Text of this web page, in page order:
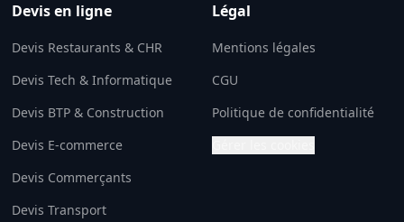
Devis en ligne
Devis Restaurants & CHR
Devis Tech & Informatique
Devis BTP & Construction
Devis E-commerce
Devis Commerçants
Devis Transport
Légal
Mentions légales
CGU
Politique de confidentialité